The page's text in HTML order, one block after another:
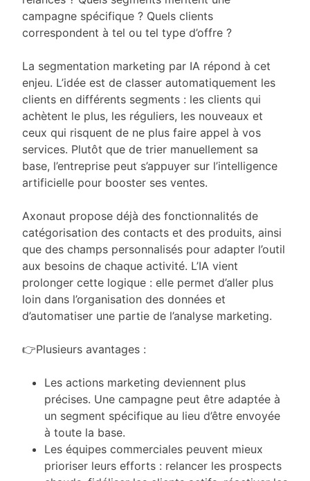
campagne spécifique ? Quels clients
correspondent à tel ou tel type d’offre ?
La segmentation marketing par IA répond à cet
enjeu. L’idée est de classer automatiquement les
clients en différents segments : les clients qui
achètent le plus, les réguliers, les nouveaux et
ceux qui risquent de ne plus faire appel à vos
services. Plutôt que de trier manuellement sa
base, l’entreprise peut s’appuyer sur l’intelligence
artificielle pour booster ses ventes.
Axonaut propose déjà des fonctionnalités de
catégorisation des contacts et des produits, ainsi
que des champs personnalisés pour adapter l’outil
aux besoins de chaque activité. L’IA vient
prolonger cette logique : elle permet d’aller plus
loin dans l’organisation des données et
d’automatiser une partie de l’analyse marketing.
👉Plusieurs avantages :
Les actions marketing deviennent plus
précises. Une campagne peut être adaptée à
un segment spécifique au lieu d’être envoyée
à toute la base.
Les équipes commerciales peuvent mieux
prioriser leurs efforts : relancer les prospects